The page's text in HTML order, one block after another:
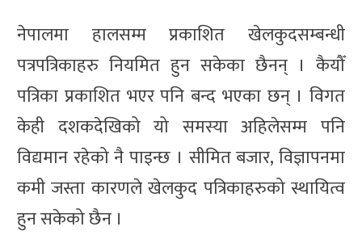
नेपालमा हालसम्म प्रकाशित खेलकुदसम्बन्धी
पत्रपत्रिकाहरु नियमित हुन सकेका छैनन् । कैयौँ
पत्रिका प्रकाशित भएर पनि बन्द भएका छन् । विगत
केही दशकदेखिको यो समस्या अहिलेसम्म पनि
विद्यमान रहेको नै पाइन्छ । सीमित बजार, विज्ञापनमा
कमी जस्ता कारणले खेलकुद पत्रिकाहरुको स्थायित्व
हुन सकेको छैन ।